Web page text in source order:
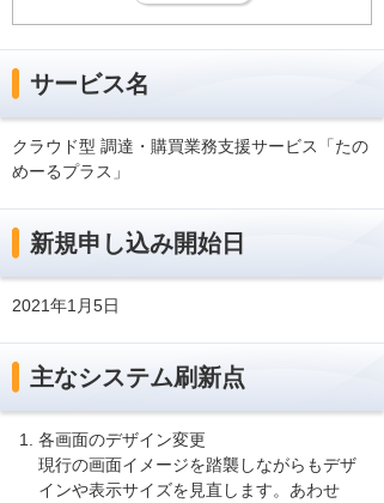
サービス名
クラウド型 調達・購買業務支援サービス「たの
めーるプラス」
新規申し込み開始日
2021年1月5日
主なシステム刷新点
各画面のデザイン変更
現行の画面イメージを踏襲しながらもデザ
インや表示サイズを見直します。あわせ